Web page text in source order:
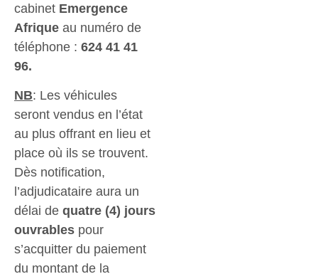
cabinet Emergence
Afrique au numéro de
téléphone : 624 41 41
96.
NB: Les véhicules
seront vendus en l’état
au plus offrant en lieu et
place où ils se trouvent.
Dès notification,
l’adjudicataire aura un
délai de quatre (4) jours
ouvrables pour
s’acquitter du paiement
du montant de la